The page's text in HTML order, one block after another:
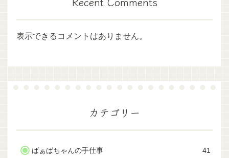
表示できるコメントはありません。
カテゴリー
ばぁばちゃんの手仕事 41